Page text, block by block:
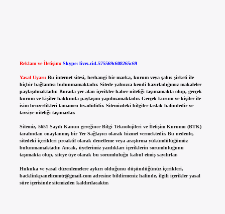
Reklam ve İletişim: Skype: live:.cid.575569c608265c69
Yasal Uyarı: Bu internet sitesi, herhangi bir marka, kurum veya şahıs şirketi ile
hiçbir bağlantısı bulunmamaktadır. Sitede yalnızca kendi hazırladığımız makaleler
paylaşılmaktadır. Burada yer alan içerikler haber niteliği taşımamakta olup, gerçek
kurum ve kişiler hakkında paylaşım yapılmamaktadır. Gerçek kurum ve kişiler ile
isim benzerlikleri tamamen tesadüfidir. Sitemizdeki bilgiler taslak halindedir ve
tavsiye niteliği taşımazlar.
Sitemiz, 5651 Sayılı Kanun gereğince Bilgi Teknolojileri ve İletişim Kurumu (BTK)
tarafından onaylanmış bir Yer Sağlayıcı olarak hizmet vermektedir. Bu nedenle,
sitedeki içerikleri proaktif olarak denetleme veya araştırma yükümlülüğümüz
bulunmamaktadır. Ancak, üyelerimiz yazdıkları içeriklerin sorumluluğunu
taşımakta olup, siteye üye olarak bu sorumluluğu kabul etmiş sayılırlar.
Hukuka ve yasal düzenlemelere aykırı olduğunu düşündüğünüz içerikleri,
backlinkpanelicomtr@gmail.comadresine bildirmeniz halinde, ilgili içerikler yasal
süre içerisinde sitemizden kaldırılacaktır.